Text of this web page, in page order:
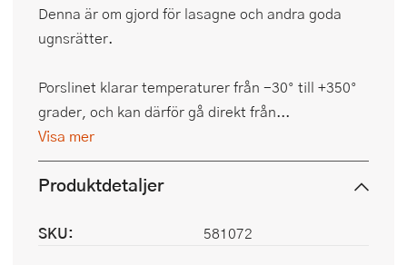
Denna är om gjord för lasagne och andra goda
ugnsrätter.
Porslinet klarar temperaturer från -30° till +350°
grader, och kan därför gå direkt från...
Visa mer
Produktdetaljer
SKU:
581072